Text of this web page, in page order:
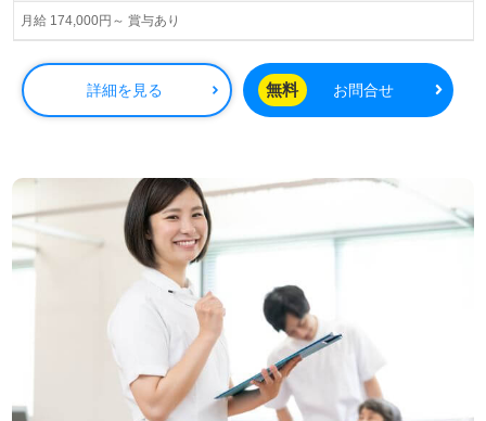
月給 174,000円～ 賞与あり
詳細を見る 無料 お問合せ